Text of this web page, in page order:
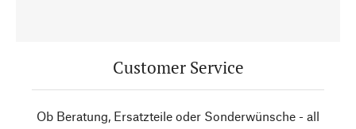
Customer Service
Ob Beratung, Ersatzteile oder Sonderwünsche - all